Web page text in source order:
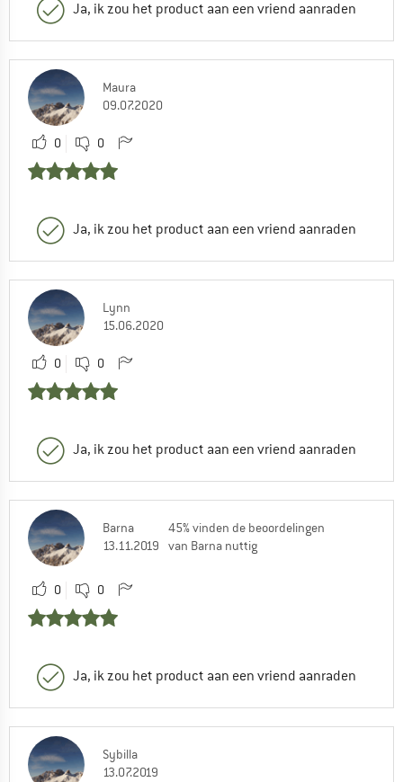
Ja, ik zou het product aan een vriend aanraden
Maura
09.07.2020
0 0
Ja, ik zou het product aan een vriend aanraden
Lynn
15.06.2020
0 0
Ja, ik zou het product aan een vriend aanraden
Barna
13.11.2019
45% vinden de beoordelingen
van Barna nuttig
0 0
Ja, ik zou het product aan een vriend aanraden
Sybilla
13.07.2019